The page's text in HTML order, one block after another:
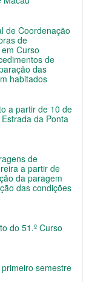
de Coordenação
de
Curso
de
das
habitados
a partir de 10 de
da Ponta
de
a partir de
da paragem
das condições
do 51.º Curso
semestre